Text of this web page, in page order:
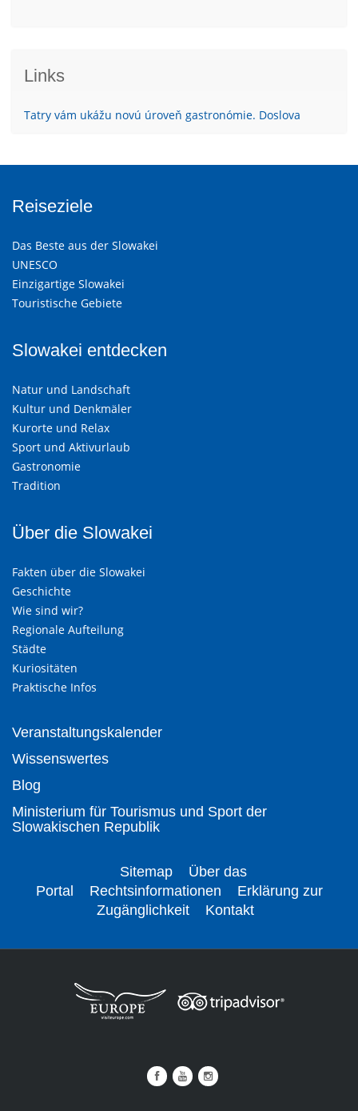
Links
Tatry vám ukážu novú úroveň gastronómie. Doslova
Reiseziele
Das Beste aus der Slowakei
UNESCO
Einzigartige Slowakei
Touristische Gebiete
Slowakei entdecken
Natur und Landschaft
Kultur und Denkmäler
Kurorte und Relax
Sport und Aktivurlaub
Gastronomie
Tradition
Über die Slowakei
Fakten über die Slowakei
Geschichte
Wie sind wir?
Regionale Aufteilung
Städte
Kuriositäten
Praktische Infos
Veranstaltungskalender
Wissenswertes
Blog
Ministerium für Tourismus und Sport der
Slowakischen Republik
Sitemap
Über das
Portal
Rechtsinformationen
Erklärung zur
Zugänglichkeit
Kontakt